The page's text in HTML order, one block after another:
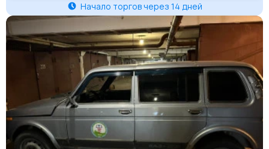
Начало торгов через 14 дней